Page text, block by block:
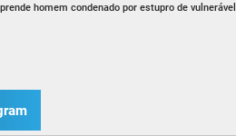
homem condenado por estupro de vulnerável